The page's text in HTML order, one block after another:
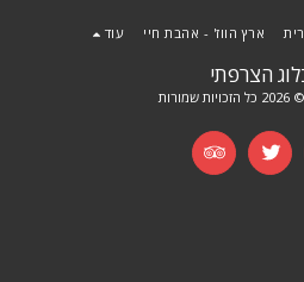
הצרפתי
ארץ הווז' - אהבת חיי עוד